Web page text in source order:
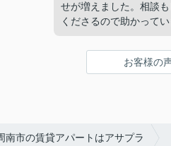
せが増えました。相談
くださるので助かってい
お客様の
南市の賃貸アパートはアサプラ